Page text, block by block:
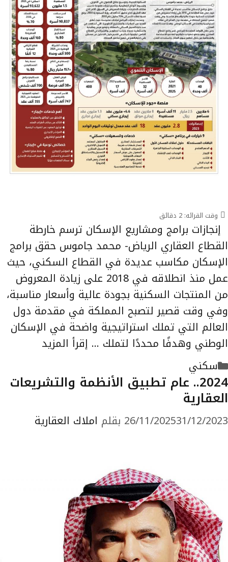
وقت القرائه: 2 دقائق
إنجازات برامج ومشاريع الإسكان ترسم خارطة
القطاع العقاري الرياض- محمد جاموس حقق برامج
الإسكان مكاسب عديدة في القطاع السكني، حيث
عمل منذ انطلاقه في 2018 على زيادة المعروض
من المنتجات السكنية بجودة عالية وأسعار مناسبة،
وفي وقت قصير لتصبح المملكة في مقدمة دول
العالم التي تملك استراتيجية واضحة في الإسكان
الوطني وهدفًا محددًا لتملك … إقرأ المزيد
التصنيفات
سكني
2024.. عام تطبيق الأنظمة والتشريعات
العقارية
26/11/202531/12/2023 بقلم املاك العقارية